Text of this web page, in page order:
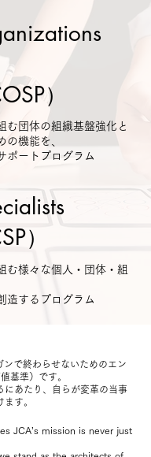
）
む団体の組織基盤強化と
の機能を、
ポートプログラム
）
む様々な個人・団体・組
造するプログラム
ンで終わらせないためのエン
基準）です。
にあたり、自らが変革の当事
す。
JCA’s mission is never just